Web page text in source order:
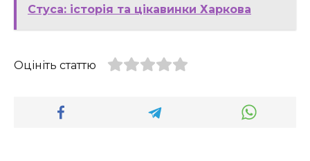
Стуса: історія та цікавинки Харкова
Оцініть статтю